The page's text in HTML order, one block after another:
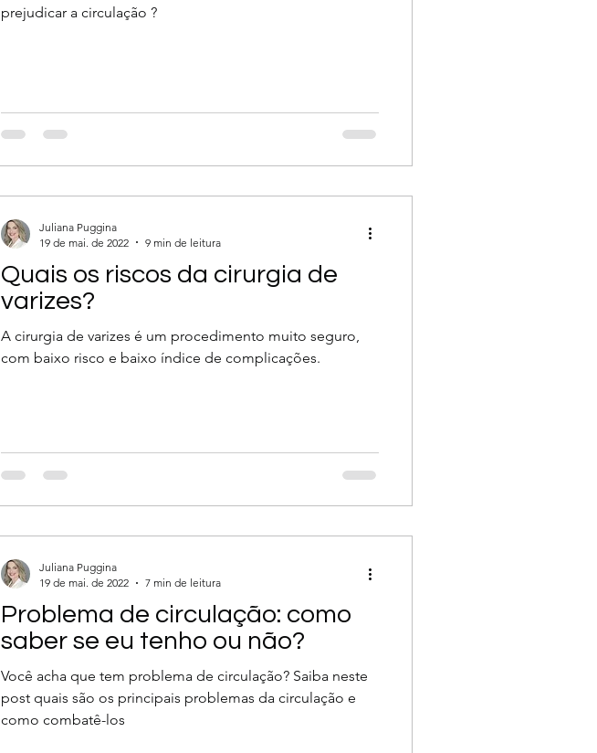
prejudicar a circulação ?
Quais os riscos da cirurgia de
varizes?
A cirurgia de varizes é um procedimento muito seguro,
com baixo risco e baixo índice de complicações.
Juliana Puggina
19 de mai. de 2022
9 min de leitura
Problema de circulação: como
saber se eu tenho ou não?
Você acha que tem problema de circulação? Saiba neste
post quais são os principais problemas da circulação e
como combatê-los
Juliana Puggina
19 de mai. de 2022
7 min de leitura